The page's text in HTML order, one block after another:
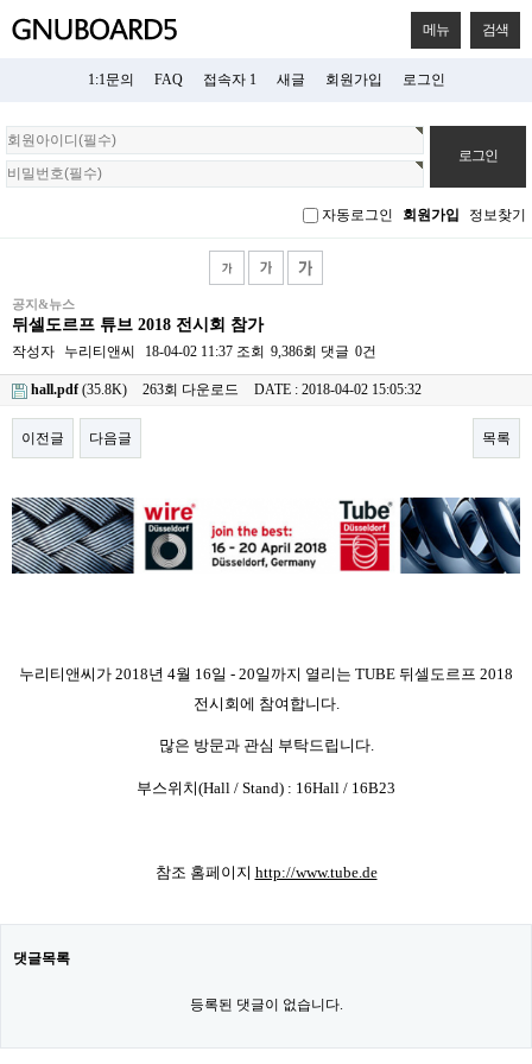
메뉴 검색
1:1문의 FAQ 접속자 1 새글 회원가입 로그인
회
원
로
자동로그인 회원가입 정보찾기
공지&뉴스
뒤셀도르프 튜브 2018 전시회 참가
작성자 누리티앤씨 18-04-02 11:37 조회 9,386회 댓글 0건
hall.pdf(35.8K) 263회 다운로드 DATE : 2018-04-02 15:05:32
이전글 다음글 목록
본문
누리티앤씨가 2018년 4월 16일 - 20일까지 열리는 TUBE 뒤셀도르프 2018
전시회에 참여합니다.
많은 방문과 관심 부탁드립니다.
부스위치(Hall / Stand) : 16Hall / 16B23
참조 홈페이지 http://www.tube.de
댓글목록
등록된 댓글이 없습니다.